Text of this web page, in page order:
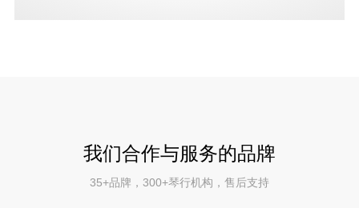
我们合作与服务的品牌
35+品牌，300+琴行机构，售后支持